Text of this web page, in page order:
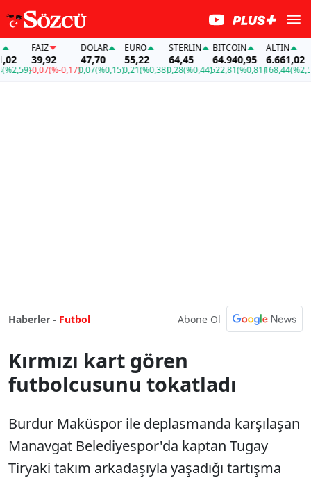
FAİZ
39,92
-0,07(%-0,17)
DOLAR
47,70
0,07(%0,15)
EURO
55,22
0,21(%0,38)
STERLIN
64,45
0,28(%0,44)
BITCOIN
64.940,95
522,81(%0,81)
ALTIN
6.661,02
168,44(%2,59)-
Haberler - Futbol Abone Ol
Kırmızı kart gören
futbolcusunu tokatladı
Burdur Maküspor ile deplasmanda karşılaşan
Manavgat Belediyespor'da kaptan Tugay
Tiryaki takım arkadaşıyla yaşadığı tartışma